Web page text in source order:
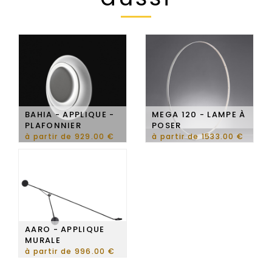
BAHIA - APPLIQUE -
PLAFONNIER
à partir de 929.00 €
MEGA 120 - LAMPE À
POSER
à partir de 1533.00 €
AARO - APPLIQUE
MURALE
à partir de 996.00 €